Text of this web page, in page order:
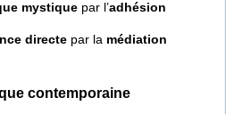
mystiquepar l’adhésion
directepar la médiation
contemporaine